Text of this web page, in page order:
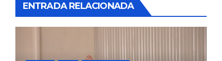
ENTRADA RELACIONADA